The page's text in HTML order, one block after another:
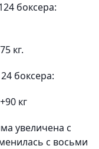
боксера:
кг.
боксера:
кг
увеличена с
с восьми